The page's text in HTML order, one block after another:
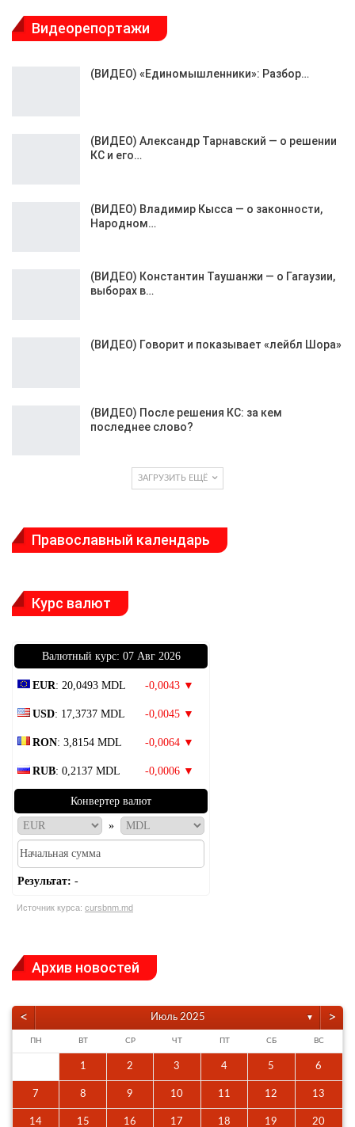
Видеорепортажи
(ВИДЕО) «Единомышленники»: Разбор…
(ВИДЕО) Александр Тарнавский — о решении
КС и его…
(ВИДЕО) Владимир Кысса — о законности,
Народном…
(ВИДЕО) Константин Таушанжи — о Гагаузии,
выборах в…
(ВИДЕО) Говорит и показывает «лейбл Шора»
(ВИДЕО) После решения КС: за кем
последнее слово?
ЗАГРУЗИТЬ ЕЩЁ
Православный календарь
Курс валют
Bалютный курс: 07 Авг 2026
EUR: 20,0493 MDL -0,0043 ▼
USD: 17,3737 MDL -0,0045 ▼
RON: 3,8154 MDL -0,0064 ▼
RUB: 0,2137 MDL -0,0006 ▼
Конвертер валют
»
Результат: -
Источник курса: cursbnm.md
Архив новостей
< Июль 2025 ▼ >
ПН ВТ СР ЧТ ПТ СБ ВС
1 2 3 4 5 6
7 8 9 10 11 12 13
14 15 16 17 18 19 20